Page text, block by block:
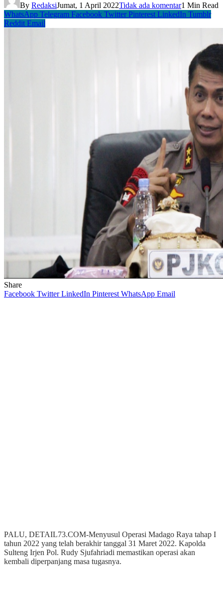
By RedaksiJumat, 1 April 2022Tidak ada komentar1 Min Read
WhatsApp Telegram Facebook Twitter Pinterest LinkedIn Tumblr
Reddit Email
Share
Facebook Twitter LinkedIn Pinterest WhatsApp Email
PALU, DETAIL73.COM-Menyusul Operasi Madago Raya tahap I
tahun 2022 yang telah berakhir tanggal 31 Maret 2022. Kapolda
Sulteng Irjen Pol. Rudy Sjufahriadi memastikan operasi akan
kembali diperpanjang masa tugasnya.